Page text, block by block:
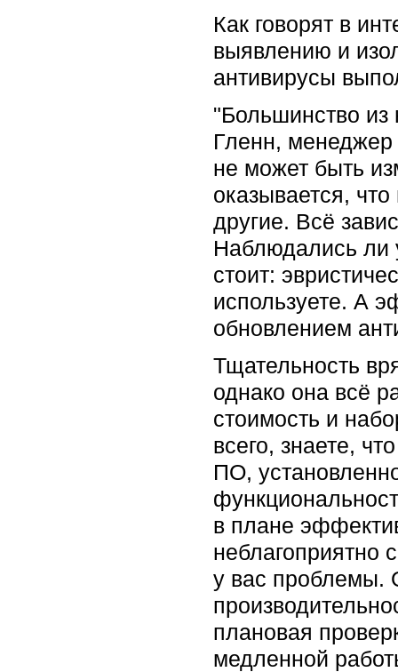
Как говорят в
выявлению и
антивирусы
"Большинство из
Гленн,
не может быть
оказывается,
другие. Всё
Наблюдались ли
стоит:
используете. А
обновлением
Тщательность
однако она всё
стоимость и
всего, знаете,
ПО,
в плане
неблагоприятно
у вас проблемы.
плановая
медленной